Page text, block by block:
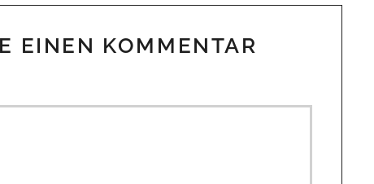
EINEN KOMMENTAR